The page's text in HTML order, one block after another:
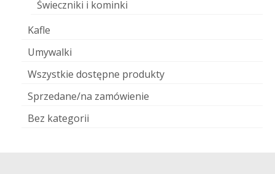
Świeczniki i kominki
Kafle
Umywalki
Wszystkie dostępne produkty
Sprzedane/na zamówienie
Bez kategorii